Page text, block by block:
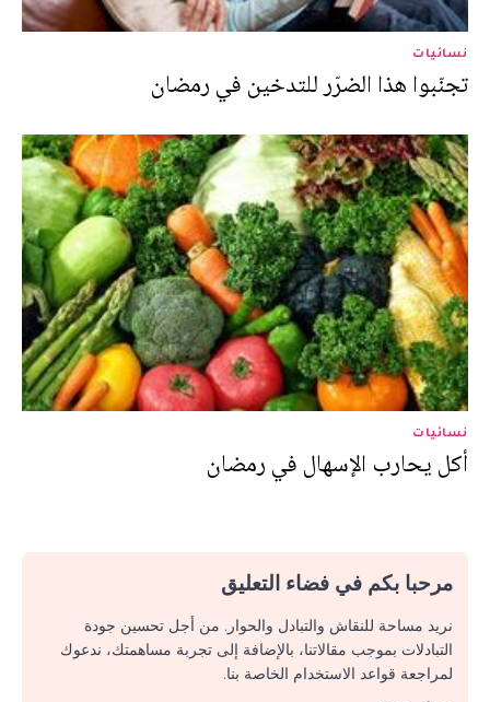
نسائيات
تجنّبوا هذا الضرّر للتدخين في رمضان
نسائيات
أكل يحارب الإسهال في رمضان
مرحبا بكم في فضاء التعليق
نريد مساحة للنقاش والتبادل والحوار. من أجل تحسين جودة
التبادلات بموجب مقالاتنا، بالإضافة إلى تجربة مساهمتك، ندعوك
لمراجعة قواعد الاستخدام الخاصة بنا.